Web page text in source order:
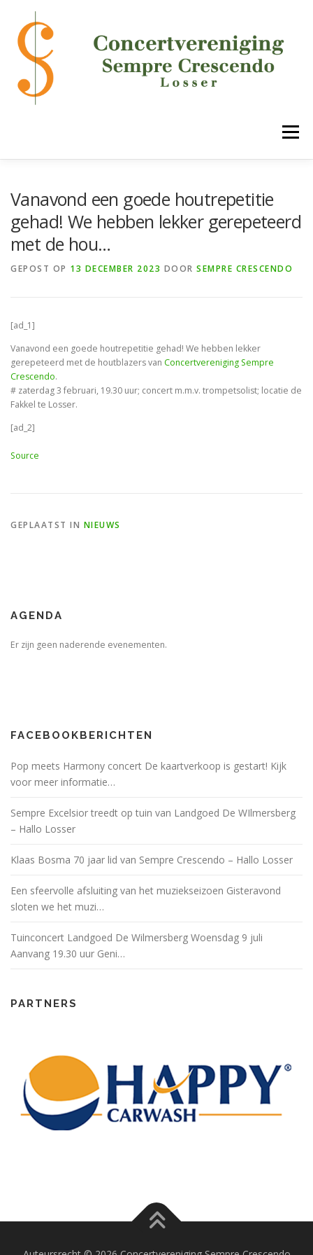
inhoud
Menu
AGENDA
Vanavond een goede houtrepetitie
gehad! We hebben lekker gerepeteerd
met de hou…
GEPOST OP 13 DECEMBER 2023 DOOR SEMPRE CRESCENDO
[ad_1]
Vanavond een goede houtrepetitie gehad! We hebben lekker
gerepeteerd met de houtblazers van Concertvereniging Sempre
Crescendo.
# zaterdag 3 februari, 19.30 uur; concert m.m.v. trompetsolist; locatie de
Fakkel te Losser.
[ad_2]
Source
GEPLAATST IN NIEUWS
AGENDA
Er zijn geen naderende evenementen.
FACEBOOKBERICHTEN
Pop meets Harmony concert De kaartverkoop is gestart! Kijk
voor meer informatie…
Sempre Excelsior treedt op tuin van Landgoed De WIlmersberg
– Hallo Losser
Klaas Bosma 70 jaar lid van Sempre Crescendo – Hallo Losser
Een sfeervolle afsluiting van het muziekseizoen Gisteravond
sloten we het muzi…
Tuinconcert Landgoed De Wilmersberg Woensdag 9 juli
Aanvang 19.30 uur Geni…
PARTNERS